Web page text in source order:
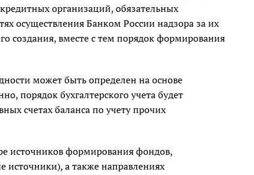
организаций, обязательных
осуществления Банком России надзора за их
создания, вместе с тем порядок формирования
может быть определен на основе
порядок бухгалтерского учета будет
счетах баланса по учету прочих
источников формирования фондов,
а также направлениях